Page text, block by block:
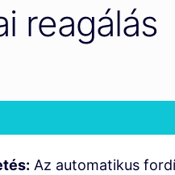
reagálás
Az automatikus